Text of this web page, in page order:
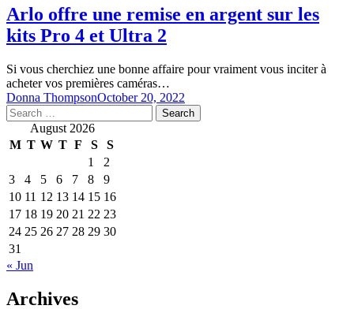
Arlo offre une remise en argent sur les
kits Pro 4 et Ultra 2
Si vous cherchiez une bonne affaire pour vraiment vous inciter à
acheter vos premières caméras…
Donna ThompsonOctober 20, 2022
Search
for: August 2026
M T W T F S
S
1
2
3
4 5 6 7 8
9
10 11 12 13 14 15 16
17 18 19 20 21 22 23
24 25 26 27 28 29 30
31
« Jun
Archives